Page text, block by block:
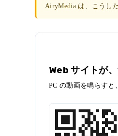
AiryMedia は、こうし
Web サイトが
PC の動画を鳴らすと